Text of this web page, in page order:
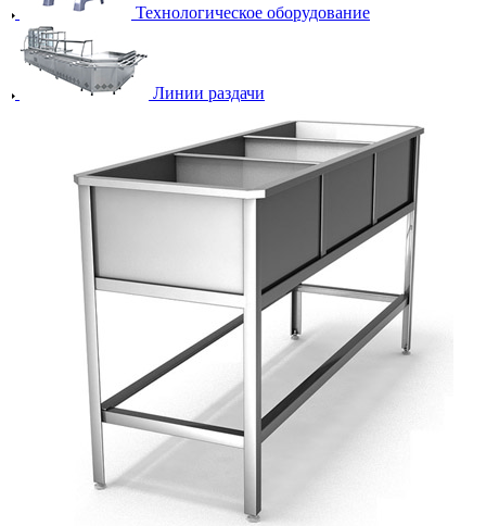
Технологическое оборудование
Линии раздачи